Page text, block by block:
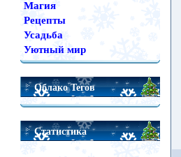
Магия
Рецепты
Усадьба
Уютный мир
Облако Тегов
Статистика